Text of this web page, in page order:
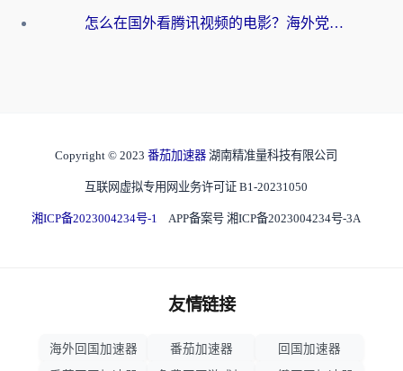
怎么在国外看腾讯视频的电影？海外党亲测有效的回国加速指南
Copyright © 2023 番茄加速器 湖南精准量科技有限公司
互联网虚拟专用网业务许可证 B1-20231050
湘ICP备2023004234号-1 APP备案号 湘ICP备2023004234号-3A
友情链接
海外回国加速器 番茄加速器
回国加速器